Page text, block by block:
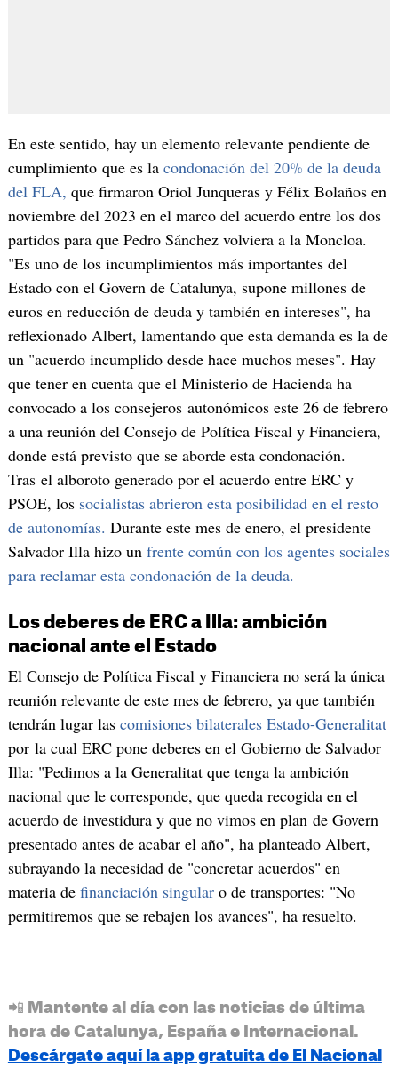
En este sentido, hay un elemento relevante pendiente de
cumplimiento que es la condonación del 20% de la deuda
del FLA, que firmaron Oriol Junqueras y Félix Bolaños en
noviembre del 2023 en el marco del acuerdo entre los dos
partidos para que Pedro Sánchez volviera a la Moncloa.
"Es uno de los incumplimientos más importantes del
Estado con el Govern de Catalunya, supone millones de
euros en reducción de deuda y también en intereses", ha
reflexionado Albert, lamentando que esta demanda es la de
un "acuerdo incumplido desde hace muchos meses". Hay
que tener en cuenta que el Ministerio de Hacienda ha
convocado a los consejeros autonómicos este 26 de febrero
a una reunión del Consejo de Política Fiscal y Financiera,
donde está previsto que se aborde esta condonación.
Tras el alboroto generado por el acuerdo entre ERC y
PSOE, los socialistas abrieron esta posibilidad en el resto
de autonomías. Durante este mes de enero, el presidente
Salvador Illa hizo un frente común con los agentes sociales
para reclamar esta condonación de la deuda.
Los deberes de ERC a Illa: ambición
nacional ante el Estado
El Consejo de Política Fiscal y Financiera no será la única
reunión relevante de este mes de febrero, ya que también
tendrán lugar las comisiones bilaterales Estado-Generalitat
por la cual ERC pone deberes en el Gobierno de Salvador
Illa: "Pedimos a la Generalitat que tenga la ambición
nacional que le corresponde, que queda recogida en el
acuerdo de investidura y que no vimos en plan de Govern
presentado antes de acabar el año", ha planteado Albert,
subrayando la necesidad de "concretar acuerdos" en
materia de financiación singularo de transportes: "No
permitiremos que se rebajen los avances", ha resuelto.
📲 Mantente al día con las noticias de última
hora de Catalunya, España e Internacional.
Descárgate aquí la app gratuita de El Nacional